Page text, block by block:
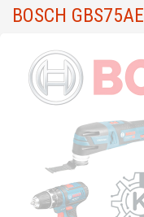
BOSCH GBS75AE